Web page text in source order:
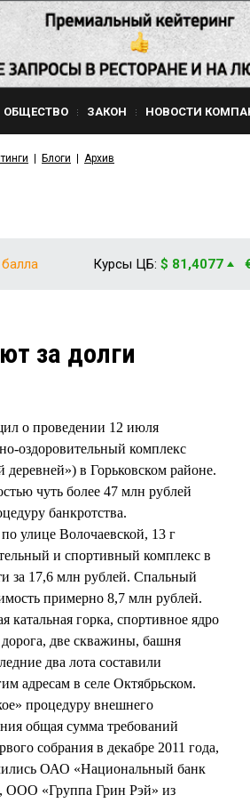
ОБЩЕСТВО ЗАКОН НОВОСТИ
Блоги Архив
балла Курсы ЦБ: $ 81,4077
за долги
о проведении 12 июля
оздоровительный комплекс
в Горьковском районе.
чуть более 47 млн рублей
банкротства.
улице Волочаевской, 13 г
и спортивный комплекс в
за 17,6 млн рублей. Спальный
примерно 8,7 млн рублей.
катальная горка, спортивное ядро
две скважины, башня
два лота составили
адресам в селе Октябрьском.
процедуру внешнего
общая сумма требований
собрания в декабре 2011 года,
ОАО «Национальный банк
ООО «Группа Грин Рэй» из